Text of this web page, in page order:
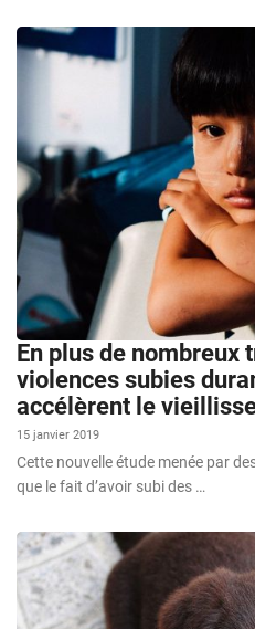
En plus de nombreux
violences subies
accélèrent le
15 janvier 2019
Cette nouvelle étude menée par
que le fait d’avoir subi des …